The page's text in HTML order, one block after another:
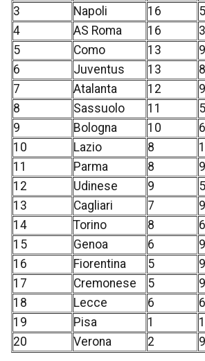
3
Napoli 16 5
4
AS Roma 16 3
5
Como 13 9
6
Juventus 13 8
7
Atalanta 12 9
8
Sassuolo 11 5
9
Bologna 10 6
10
Lazio 8
11
Parma 8 9
12
Udinese 9 5
13
Cagliari 7 9
14
Torino 8 6
15
Genoa 6 9
16
Fiorentina 5 9
17
Cremonese 5 9
18
Lecce 6 6
19
Pisa 1
20
Verona 2 9